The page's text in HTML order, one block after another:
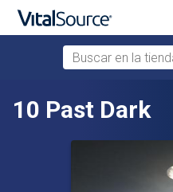
Saltar al contenido principal
Buscar en la
10 Past Dark